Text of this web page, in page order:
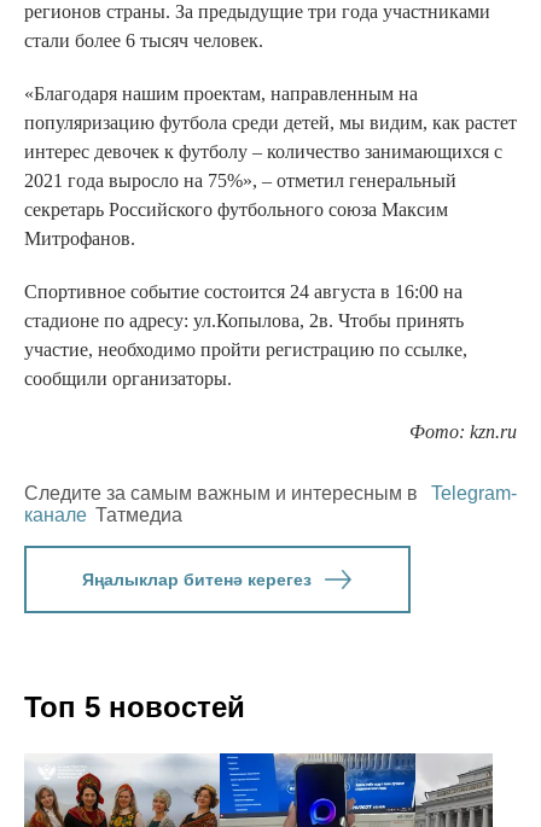
регионов страны. За предыдущие три года участниками
стали более 6 тысяч человек.
«Благодаря нашим проектам, направленным на
популяризацию футбола среди детей, мы видим, как растет
интерес девочек к футболу – количество занимающихся с
2021 года выросло на 75%», – отметил генеральный
секретарь Российского футбольного союза Максим
Митрофанов.
Спортивное событие состоится 24 августа в 16:00 на
стадионе по адресу: ул.Копылова, 2в. Чтобы принять
участие, необходимо пройти регистрацию по ссылке,
сообщили организаторы.
Фото: kzn.ru
Следите за самым важным и интересным в
Telegram-
канале Татмедиа
Яңалыклар битенә керегез
Топ 5 новостей